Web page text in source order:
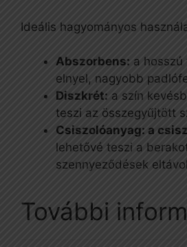
Ideális hagyományos
Abszorbens: a
elnyel, nagyobb
Diszkrét: a szín
teszi az összegyűjtött
Csiszolóanyag: a
lehetővé teszi a
szennyeződések
További